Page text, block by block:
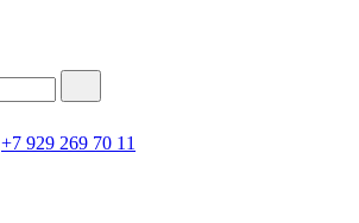
+7 929 269 70 11